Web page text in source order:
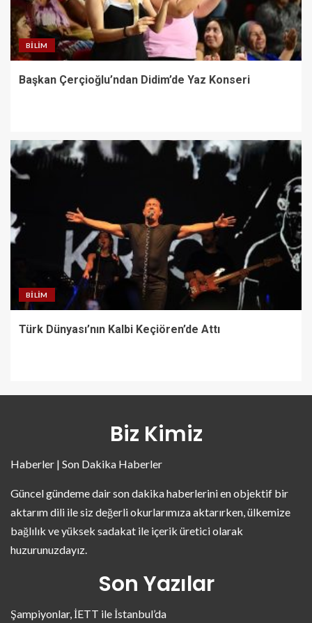
BILIM
Başkan Çerçioğlu’ndan Didim’de Yaz Konseri
BILIM
Türk Dünyası’nın Kalbi Keçiören’de Attı
Biz Kimiz
Haberler | Son Dakika Haberler
Güncel gündeme dair son dakika haberlerini en objektif bir
aktarım dili ile siz değerli okurlarımıza aktarırken, ülkemize
bağlılık ve yüksek sadakat ile içerik üretici olarak
huzurunuzdayız.
Son Yazılar
Şampiyonlar, İETT ile İstanbul’da